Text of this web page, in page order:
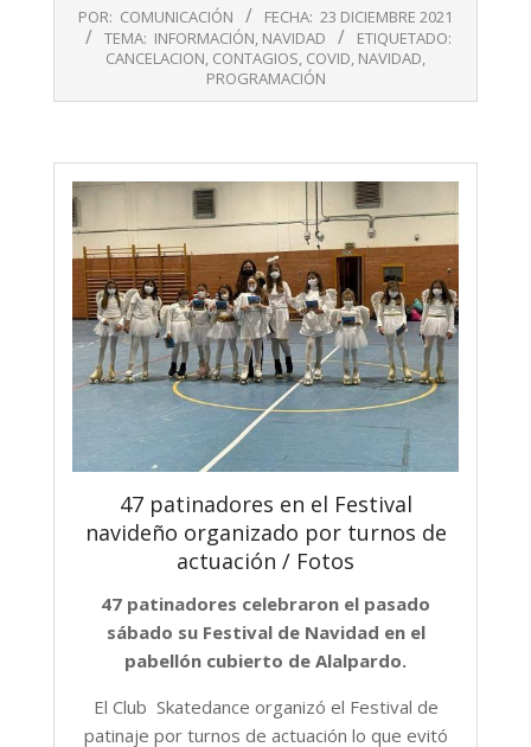
12-
POR: COMUNICACIÓN FECHA: 23 DICIEMBRE 2021
TEMA: INFORMACIÓN, NAVIDAD
ETIQUETADO:
CANCELACION, CONTAGIOS, COVID, NAVIDAD,
PROGRAMACIÓN
47 patinadores en el Festival
navideño organizado por turnos de
actuación / Fotos
47 patinadores celebraron el pasado
sábado su Festival de Navidad en el
pabellón cubierto de Alalpardo.
El Club Skatedance organizó el Festival de
patinaje por turnos de actuación lo que evitó